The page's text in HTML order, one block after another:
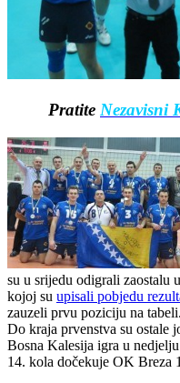
Pratite Nezavisni
su u srijedu odigrali zaostalu
kojoj su upisali pobjedu
zauzeli prvu poziciju na tabeli.
Do kraja prvenstva su ostale
Bosna Kalesija igra u
14. kola dočekuje OK Breza